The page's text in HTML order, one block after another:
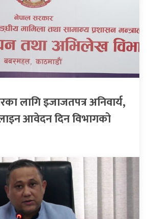
लागि इजाजतपत्र अनिवार्य,
आवेदन दिन विभागको